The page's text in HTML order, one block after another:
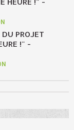
PROJET
!" -